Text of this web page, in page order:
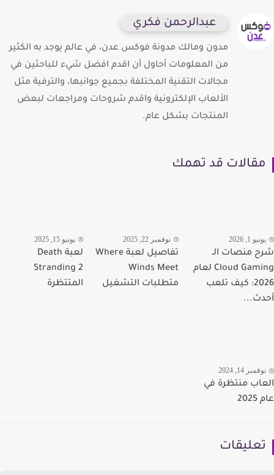
عبدالرحمن فكري
مدون ومالك مدونة فوكس عدن، في عالم يوجد به الكثير
من المعلومات أحاول أن اقدم افضل شيء للباحثين في
مجالات التقنية المختلفة بجميع جوانبها، والترفية مثل
الألعاب الإلكترونية واقدم شروحات ومراجعات لبعض
المنتجات بشكل عام.
قد تهمك
1, 2026
منصات الـ
Cloud Gaming لعام
2026: كيف تلعب
نوفمبر 22, 2025
تفاصيل لعبة Where
Winds Meet
متطلبات التشغيل
يونيو 15, 2025
لعبة Death
Stranding 2
المتتظرة
14, 2024
منتظرة في